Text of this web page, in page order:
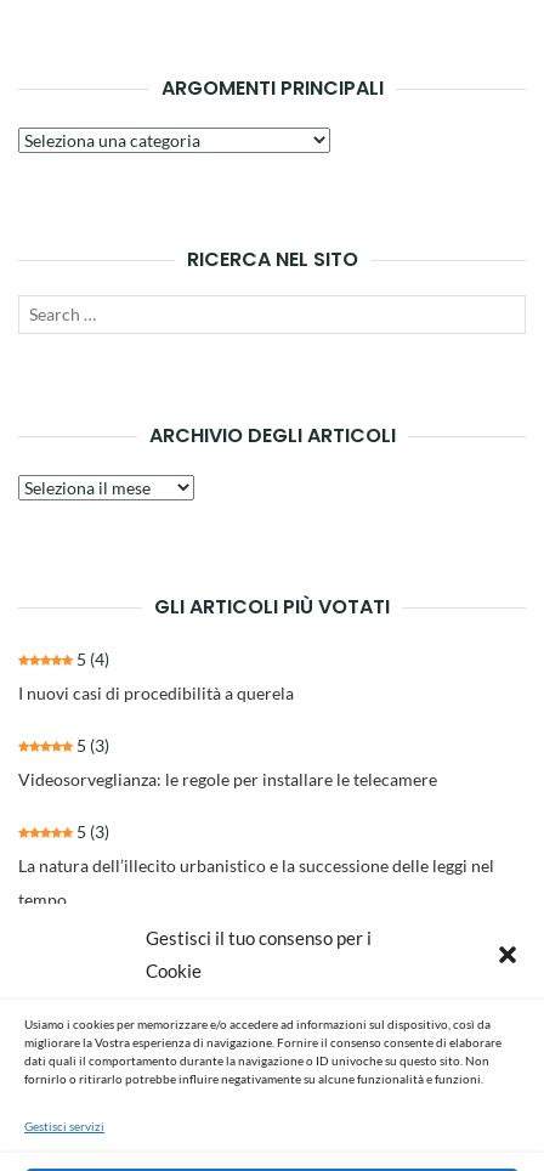
Gestisci il tuo consenso per i
Cookie
Usiamo i cookies per memorizzare e/o accedere ad informazioni sul dispositivo, così da
migliorare la Vostra esperienza di navigazione. Fornire il consenso consente di elaborare
dati quali il comportamento durante la navigazione o ID univoche su questo sito. Non
fornirlo o ritirarlo potrebbe influire negativamente su alcune funzionalità e funzioni.
Gestisci servizi
ARGOMENTI PRINCIPALI
Argomenti
RICERCA NEL SITO
Search
ARCHIVIO DEGLI ARTICOLI
Archivio
GLI ARTICOLI PIÙ VOTATI
5 (4)
I nuovi casi di procedibilità a querela
5 (3)
Videosorveglianza: le regole per installare le telecamere
5 (3)
La natura dell’illecito urbanistico e la successione delle leggi nel
tempo
4.6 (14)
NOVITA’ NORMATIVE E GIURISPRUDENZIALI